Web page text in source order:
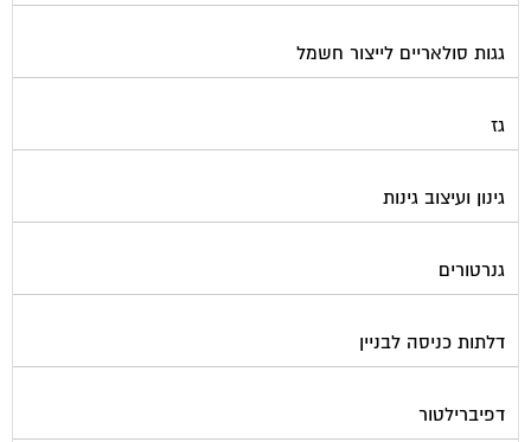
גגות סולאריים לייצור חשמל
גז
גינון ועיצוב גינות
גנרטורים
דלתות כניסה לבניין
דפיברילטור